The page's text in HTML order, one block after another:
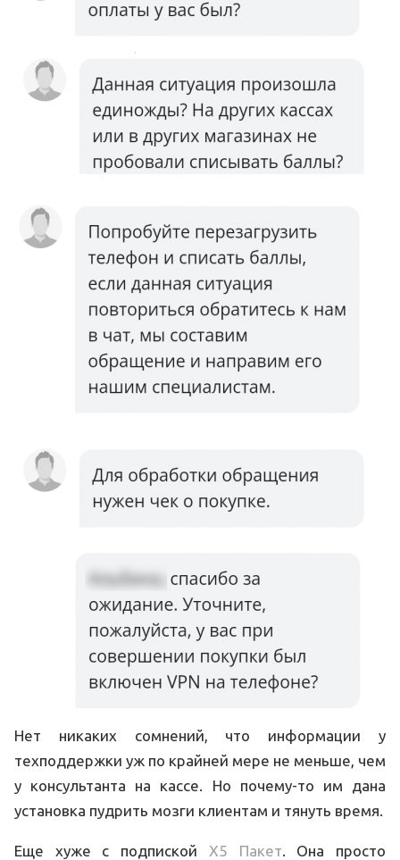
Нет никаких сомнений, что информации у
техподдержки уж по крайней мере не меньше, чем
у консультанта на кассе. Но почему-то им дана
установка пудрить мозги клиентам и тянуть время.
Еще хуже с подпиской X5 Пакет . Она просто